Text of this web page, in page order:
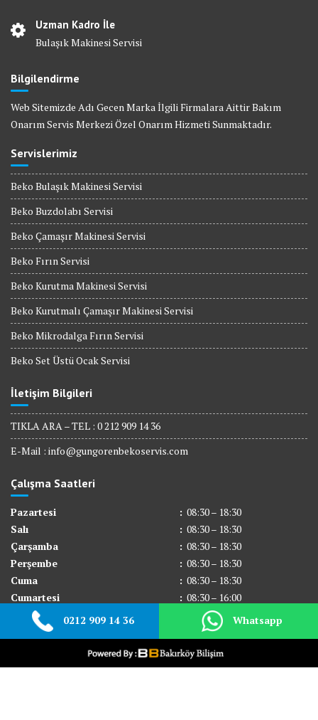
Uzman Kadro İle
Bulaşık Makinesi Servisi
Bilgilendirme
Web Sitemizde Adı Gecen Marka İlgili Firmalara Aittir Bakım
Onarım Servis Merkezi Özel Onarım Hizmeti Sunmaktadır.
Servislerimiz
Beko Bulaşık Makinesi Servisi
Beko Buzdolabı Servisi
Beko Çamaşır Makinesi Servisi
Beko Fırın Servisi
Beko Kurutma Makinesi Servisi
Beko Kurutmalı Çamaşır Makinesi Servisi
Beko Mikrodalga Fırın Servisi
Beko Set Üstü Ocak Servisi
İletişim Bilgileri
TIKLA ARA – TEL : 0 212 909 14 36
E-Mail : info@gungorenbekoservis.com
Çalışma Saatleri
Pazartesi : 08:30 – 18:30
Salı
: 08:30 – 18:30
Çarşamba
: 08:30 – 18:30
Perşembe
: 08:30 – 18:30
Cuma
: 08:30 – 18:30
Cumartesi
: 08:30 – 16:00
Pazar
Kapalı
0212 909 14 36 Whatsapp